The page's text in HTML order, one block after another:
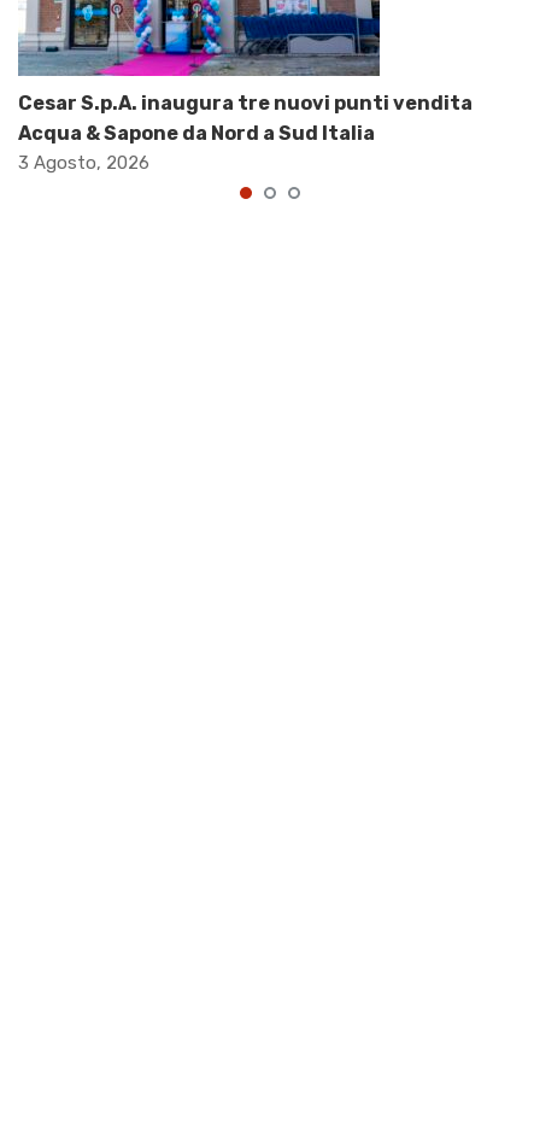
Cesar S.p.A. inaugura tre nuovi punti vendita
Acqua & Sapone da Nord a Sud Italia
3 Agosto, 2026